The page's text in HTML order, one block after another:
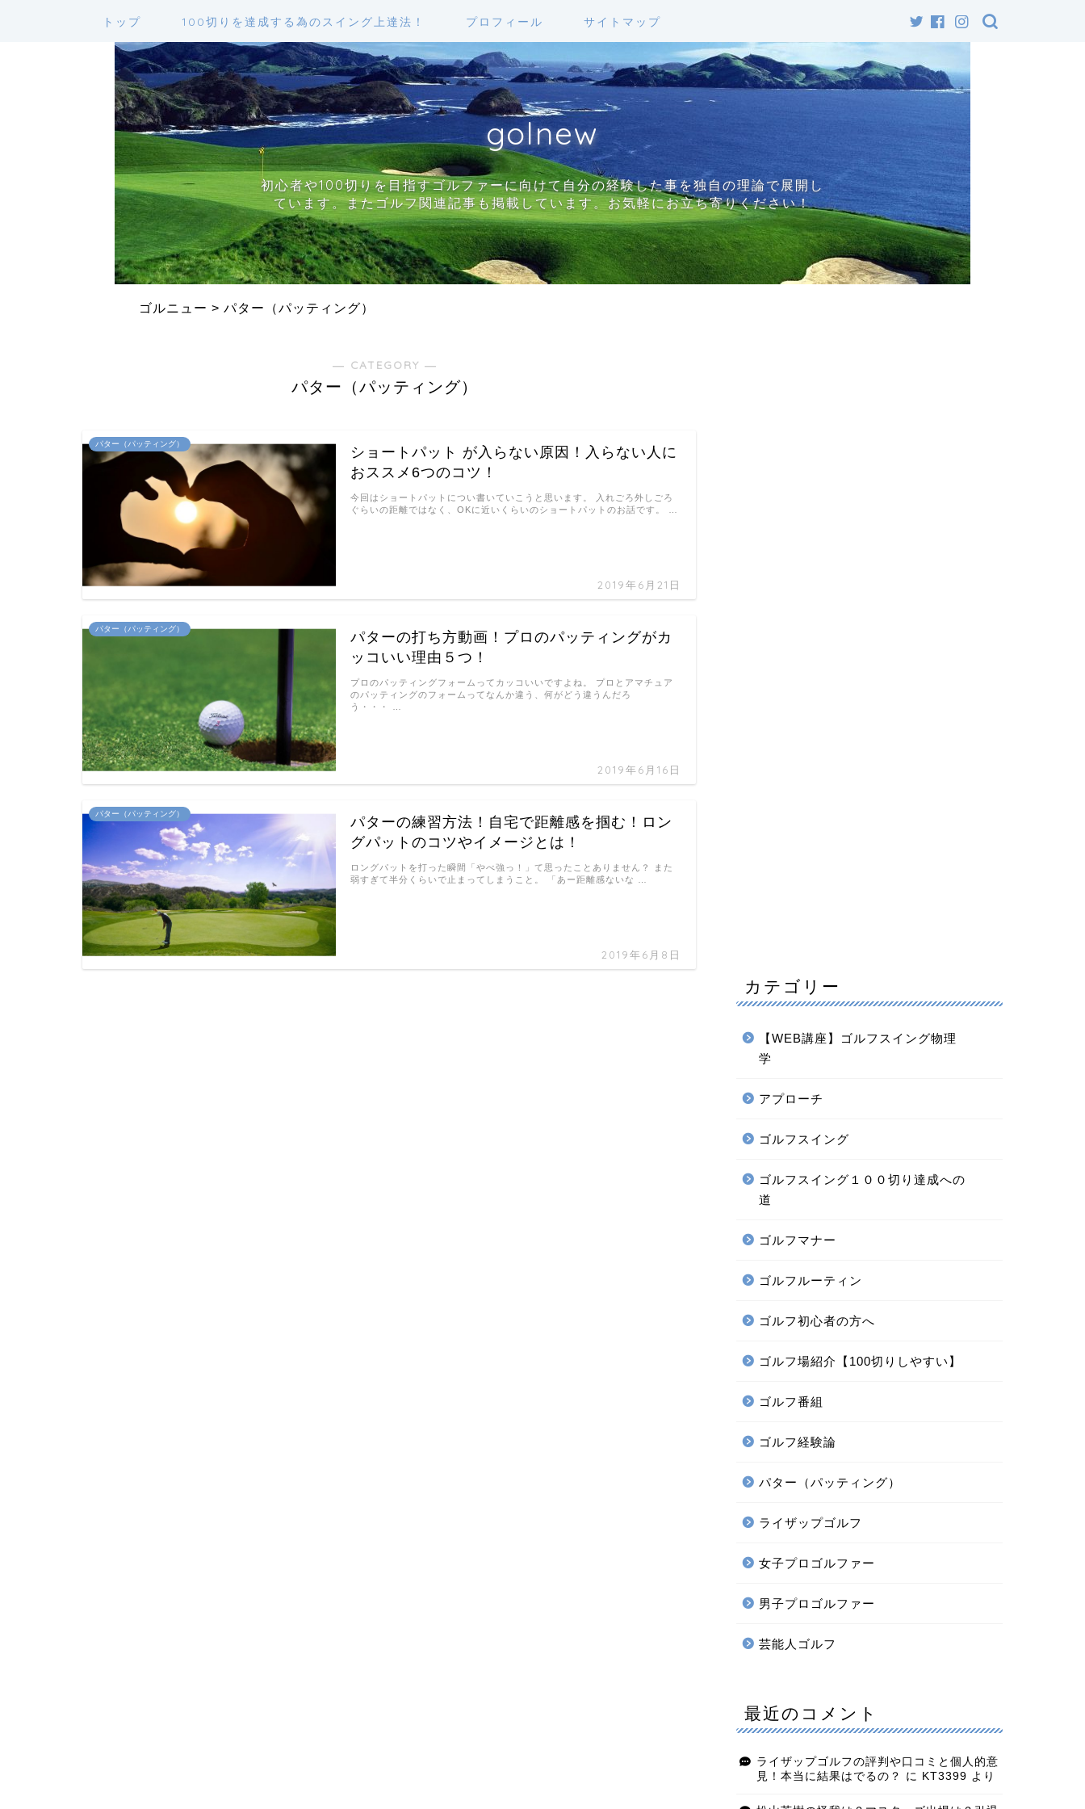
トップ 100切りを達成する為のスイング上達法！ プロフィール サイトマップ
golnew
初心者や100切りを目指すゴルファーに向けて自分の経験した事を独自の理論で展開し
ています。またゴルフ関連記事も掲載しています。お気軽にお立ち寄りください！
ゴルニュー > パター（パッティング）
― CATEGORY ―
パター（パッティング）
パター（パッティング）
ショートパット が入らない原因！入らない人に
おススメ6つのコツ！
2019年6月21日
今回はショートパットについ書いていこうと思います。 入れごろ外しごろ
ぐらいの距離ではなく、OKに近いくらいのショートパットのお話です。 …
パター（パッティング）
パターの打ち方動画！プロのパッティングがカ
ッコいい理由５つ！
2019年6月16日
プロのパッティングフォームってカッコいいですよね。 プロとアマチュア
のパッティングのフォームってなんか違う、何がどう違うんだろ
う・・・ …
パター（パッティング）
パターの練習方法！自宅で距離感を掴む！ロン
グパットのコツやイメージとは！
2019年6月8日
ロングパットを打った瞬間「やべ強っ！」て思ったことありません？ また
弱すぎて半分くらいで止まってしまうこと。 「あー距離感ないな …
カテゴリー
【WEB講座】ゴルフスイング物理
学
アプローチ
ゴルフスイング
ゴルフスイング１００切り達成への
道
ゴルフマナー
ゴルフルーティン
ゴルフ初心者の方へ
ゴルフ場紹介【100切りしやすい】
ゴルフ番組
ゴルフ経験論
パター（パッティング）
ライザップゴルフ
女子プロゴルファー
男子プロゴルファー
芸能人ゴルフ
最近のコメント
ライザップゴルフの評判や口コミと個人的意
見！本当に結果はでるの？
に KT3399 より